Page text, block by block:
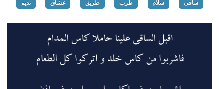
ساقی سلام طرب طریق عشاق ندیم